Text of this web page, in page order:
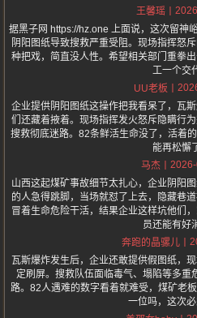
王馨瑶
据黑子网 https://hz.one 上面说，这次留神
阴阳图纸导致搜救严重受阻。现场指挥怒
种把戏，简直没人性。希望相关部门重拳
工一个交
UU老板
企业提供阴阳图纸这操作把我看呆了，瓦
们还藏着掖着。现场指挥发火怒斥隐瞒行
搜救彻底迷路。82条鲜活生命没了，活着
能再松懈
马杰
山西这起煤矿事故细节太扎心，企业阴阳
的人急得跳脚，当场就怼了上去，隐藏巷
冒着生命危险干活，结果企业这样坑他们
员还能有好
奔跑的晶骡儿
瓦斯爆炸发生后，企业还敢提供假图纸，
定刷屏。搜救队伍面临毒气、塌陷等多重
路。82人遇难的数字看着就难受，煤矿老
一位吗，这次必